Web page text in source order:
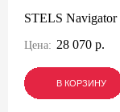
STELS
Цена: 28 070 р.
В КОРЗИНУ
В КОРЗИНУ
В КОРЗИНУ